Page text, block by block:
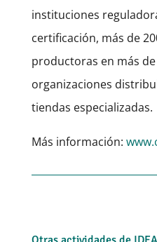
instituciones
certificación, más de
productoras en más de
organizaciones
tiendas especializadas.
Más información: